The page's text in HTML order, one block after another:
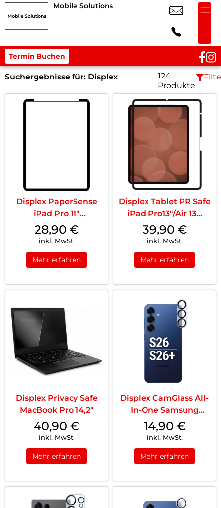
Mobile Solutions
Termin Buchen
Suchergebnisse für: Displex
124
Produkte
Displex PaperSense
iPad Pro 11″
(1./2./3./4....
28,90 €
inkl. MwSt.
Mehr erfahren
Displex Tablet PR Safe
iPad Pro13″/Air 13...
39,90 €
inkl. MwSt.
Mehr erfahren
Displex Privacy Safe
MacBook Pro 14,2″
40,90 €
inkl. MwSt.
Mehr erfahren
Displex CamGlass All-
In-One Samsung
Galaxy S26 Tra...
14,90 €
inkl. MwSt.
Mehr erfahren